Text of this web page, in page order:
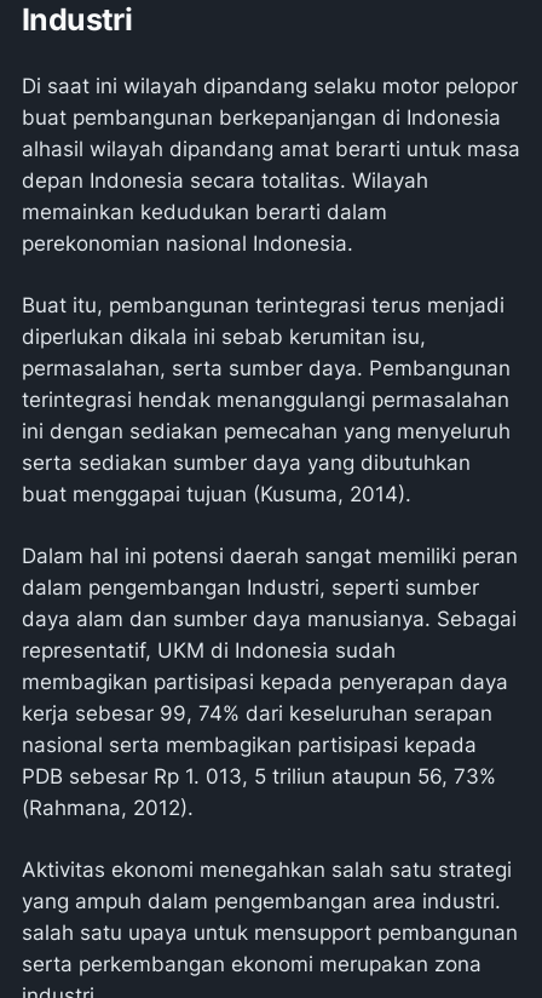
Industri
Di saat ini wilayah dipandang selaku motor pelopor
buat pembangunan berkepanjangan di Indonesia
alhasil wilayah dipandang amat berarti untuk masa
depan Indonesia secara totalitas. Wilayah
memainkan kedudukan berarti dalam
perekonomian nasional Indonesia.
Buat itu, pembangunan terintegrasi terus menjadi
diperlukan dikala ini sebab kerumitan isu,
permasalahan, serta sumber daya. Pembangunan
terintegrasi hendak menanggulangi permasalahan
ini dengan sediakan pemecahan yang menyeluruh
serta sediakan sumber daya yang dibutuhkan
buat menggapai tujuan (Kusuma, 2014).
Dalam hal ini potensi daerah sangat memiliki peran
dalam pengembangan Industri, seperti sumber
daya alam dan sumber daya manusianya. Sebagai
representatif, UKM di Indonesia sudah
membagikan partisipasi kepada penyerapan daya
kerja sebesar 99, 74% dari keseluruhan serapan
nasional serta membagikan partisipasi kepada
PDB sebesar Rp 1. 013, 5 triliun ataupun 56, 73%
(Rahmana, 2012).
Aktivitas ekonomi menegahkan salah satu strategi
yang ampuh dalam pengembangan area industri.
salah satu upaya untuk mensupport pembangunan
serta perkembangan ekonomi merupakan zona